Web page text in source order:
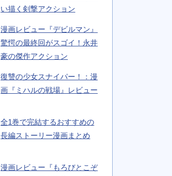
い描く剣撃アクション
漫画レビュー『デビルマン』
驚愕の最終回がスゴイ！永井
豪の傑作アクション
復讐の少女スナイパー！：漫
画『ミハルの戦場』レビュー
全1巻で完結するおすすめの
長編ストーリー漫画まとめ
漫画レビュー『もろびとこぞ